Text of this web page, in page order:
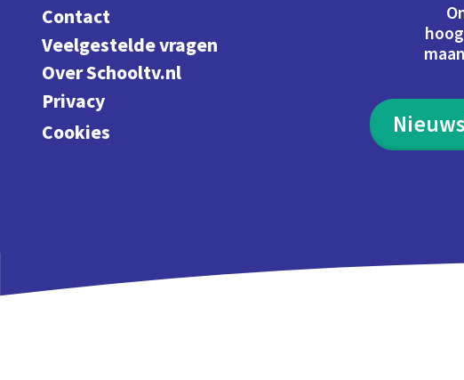
Contact
Veelgestelde vragen
Over Schooltv.nl
Privacy
Cookies